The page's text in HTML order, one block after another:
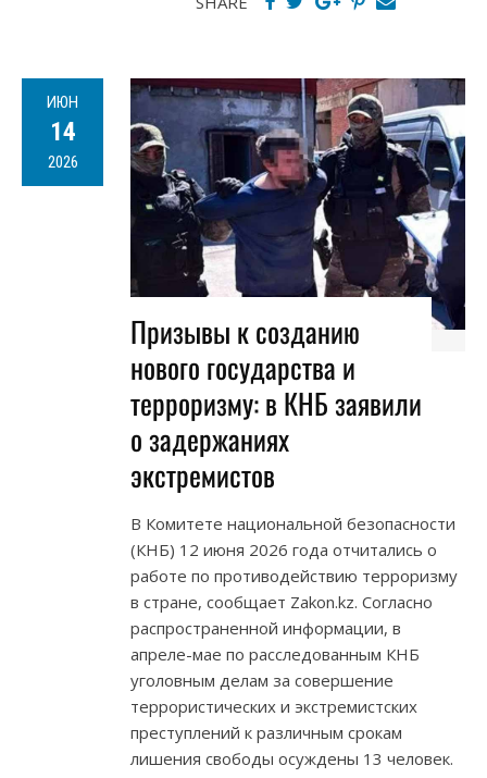
ИЮН
14
2026
Призывы к созданию
нового государства и
терроризму: в КНБ заявили
о задержаниях
экстремистов
В Комитете национальной безопасности
(КНБ) 12 июня 2026 года отчитались о
работе по противодействию терроризму
в стране, сообщает Zakon.kz. Согласно
распространенной информации, в
апреле-мае по расследованным КНБ
уголовным делам за совершение
террористических и экстремистских
преступлений к различным срокам
лишения свободы осуждены 13 человек.